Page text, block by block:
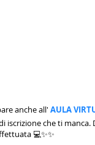
anche all' AULA
iscrizione che ti manca.
💻✨✨